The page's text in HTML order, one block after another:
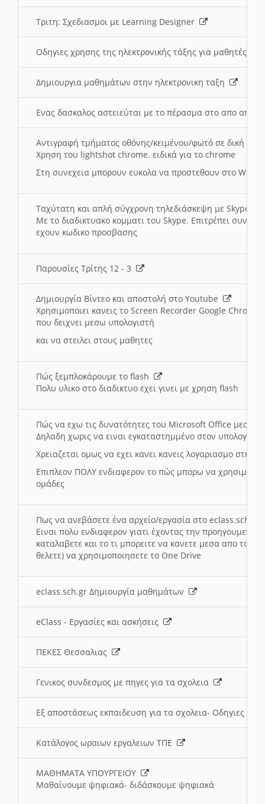
Τριτη: Σχεδιασμοι με Learning Designer
Οδηγιες χρησης της ηλεκτρονικής τάξης για μαθητές
Δημιουργια μαθημάτων στην ηλεκτρονικη ταξη
Ενας δασκαλος αστειεύται με το πέρασμα στο απο
Αντιγραφή τμήματος οθόνης/κειμένου/φωτό σε δική
Χρηση του lightshot chrome. ειδικά για το chrome
Στη συνεχεια μπορουν ευκολα να προστεθουν στο Word
Ταχύτατη και απλή σύγχρονη τηλεδιάσκεψη με Skype
Με το διαδικτυακο κομματι του Skype. Επιτρέπει
εχουν κωδικο προσβασης
Παρουσίες Τρίτης 12 - 3
Δημιουργία Βίντεο και αποστολή στο Youtube
Χρησιμοποιει κανεις το Screen Recorder Google Chrome
που δειχνει μεσω υπολογιστή
και να στειλει στους μαθητες
Πώς ξεμπλοκάρουμε το flash
Πολυ υλικο στο διαδικτυο εχει γινει με χρηση flash
Πώς να εχω τις δυνατότητες του Microsoft Office μεσω
Δηλαδη χωρις να ειναι εγκαταστημμένο στον
Χρειαζεται ομως να εχει κανει κανεις λογαριασμο στη
Επιπλεον ΠΟΛΥ ενδιαφερον το πώς μπορω να
ομάδες
Πως να ανεβάσετε ένα αρχείο/εργασία στο eclass.sch.gr
Ειναι πολυ ενδιαφερον γιατι έχοντας την
καταλαβετε και το τι μπορειτε να κανετε μεσα απο το
θελετε) να χρησιμοποιησετε το One Drive
eclass.sch.gr Δημιουργία μαθημάτων
eClass - Εργασίες και ασκήσεις
ΠΕΚΕΣ Θεσσαλιας
Γενικος συνδεσμος με πηγες για τα σχολεια
Εξ αποστάσεως εκπαιδευση για τα σχολεια- Οδηγιες
Κατάλογος ωραιων εργαλειων ΤΠΕ
ΜΑΘΗΜΑΤΑ ΥΠΟΥΡΓΕΙΟΥ
Μαθαίνουμε ψηφιακά- διδάσκουμε ψηφιακά